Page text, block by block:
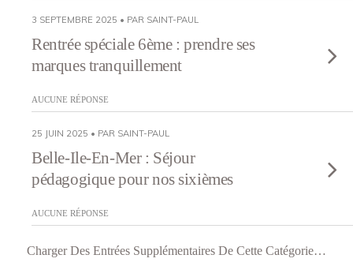
3 SEPTEMBRE 2025 • PAR SAINT-PAUL
Rentrée spéciale 6ème : prendre ses
marques tranquillement
AUCUNE RÉPONSE
25 JUIN 2025 • PAR SAINT-PAUL
Belle-Ile-En-Mer : Séjour
pédagogique pour nos sixièmes
AUCUNE RÉPONSE
Charger Des Entrées Supplémentaires De Cette Catégorie…